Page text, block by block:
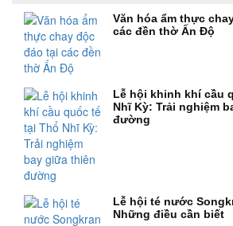
Văn hóa ẩm thực
các đền thờ Ấn Độ
Lễ hội khinh khí cầu
Nhĩ Kỳ: Trải nghiệm
đường
Lễ hội té nước
Những điều cần biết